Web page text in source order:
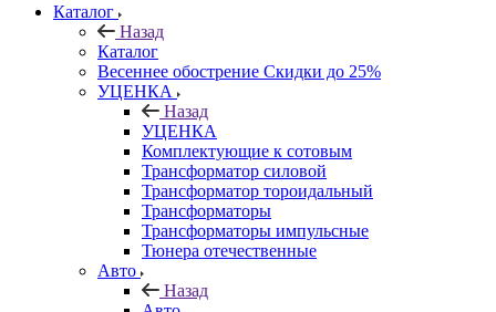
Каталог
Назад
Каталог
Весеннее обострение Скидки до 25%
УЦЕНКА
Назад
УЦЕНКА
Комплектующие к сотовым
Трансформатор силовой
Трансформатор тороидальный
Трансформаторы
Трансформаторы импульсные
Тюнера отечественные
Авто
Назад